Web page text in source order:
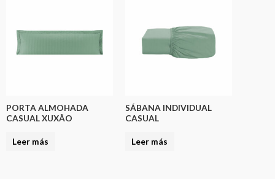
PORTA ALMOHADA
CASUAL XUXÃO
Leer más
SÁBANA INDIVIDUAL
CASUAL
Leer más